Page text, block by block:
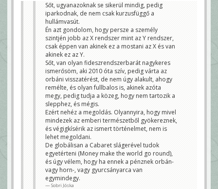
Sőt, ugyanazoknak se sikerül mindig, pedig
iparkodnak, de nem csak kurzusfüggő a
hullámvasút.
Én azt gondolom, hogy persze a személy
szintjén jobb az X rendszer mint az Y rendszer,
csak éppen van akinek ez a mostani az X és van
akinek ez az Y.
Sőt, van olyan fideszrendszerbarát nagykeres
ismerősöm, aki 2010 óta szív, pedig várta az
orbáni visszatérést, de nem úgy alakult, ahogy
remélte, és olyan fullbalos is, akinek azóta
megy, pedig tudja a közeg, hogy nem tartozik a
slepphez, és mégis.
Ezért nehéz a megoldás. Olyannyira, hogy mivel
mindezek az emberi természetből gyökereznek,
és végigkísérik az ismert történelmet, nem is
lehet megoldani.
De globálisan a Cabaret slágerével tudok
egyetérteni (Money make the world go round),
és úgy vélem, hogy ha ennek a pénznek orbán-
vagy horn-, vagy gyurcsányarca van
egymindegy.
Sobri Jóska